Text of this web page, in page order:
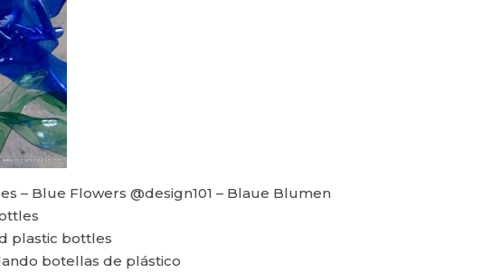
– Blue Flowers @design101 – Blaue Blumen
plastic bottles
botellas de plástico